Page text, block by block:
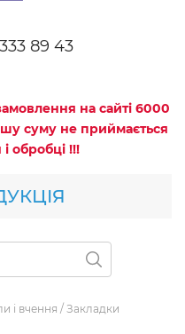
89 43
на сайті 6000
суму не приймається
обробці !!!
і вчення / Закладки